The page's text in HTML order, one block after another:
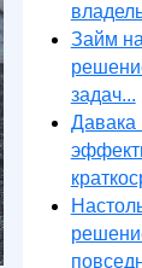
Займ
задач...
Давака